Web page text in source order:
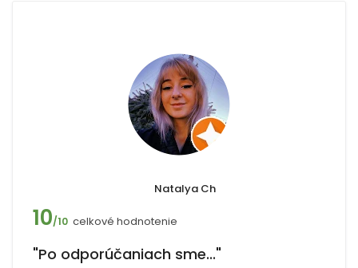
Natalya Ch
10/10 celkové hodnotenie
"Po odporúčaniach sme..."